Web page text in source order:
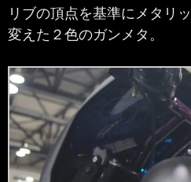
リブの頂点を基準にメタリ
変えた２色のガンメタ。